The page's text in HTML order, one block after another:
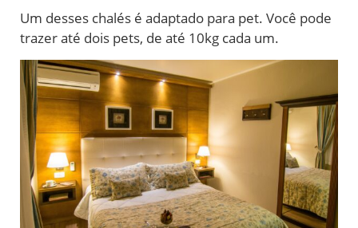
Um desses chalés é adaptado para pet. Você pode
trazer até dois pets, de até 10kg cada um.